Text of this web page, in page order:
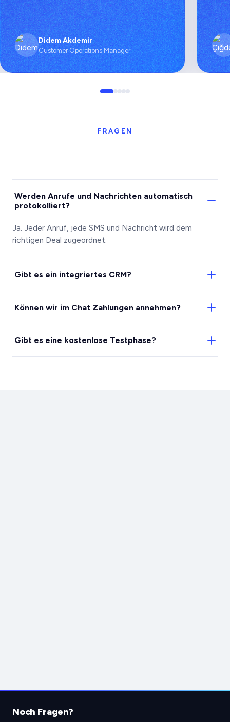
Didem Akdemir
Customer Operations Manager
FRAGEN
Werden Anrufe und Nachrichten automatisch
protokolliert?
Ja. Jeder Anruf, jede SMS und Nachricht wird dem
richtigen Deal zugeordnet.
Gibt es ein integriertes CRM?
neben deinen Gesprächen.
Können wir im Chat Zahlungen annehmen?
senden und auf der Stelle bezahlt werden.
Gibt es eine kostenlose Testphase?
Kostenlos starten.
Keine Kreditkarte nötig. Testen Sie Spechy 14 Tage
Demo buchen.
Sehen Sie, wie Spechy Ihre Vertriebs-, Marketing- und
Noch Fragen?